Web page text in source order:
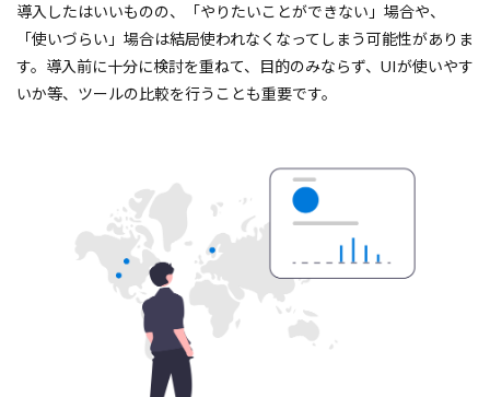
導入したはいいものの、「やりたいことができない」場合や、
「使いづらい」場合は結局使われなくなってしまう可能性がありま
す。導入前に十分に検討を重ねて、目的のみならず、UIが使いやす
いか等、ツールの比較を行うことも重要です。